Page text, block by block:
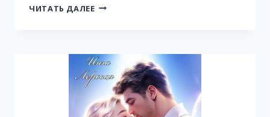
ЧИТАТЬ ДАЛЕЕ ИЗМЕНА.